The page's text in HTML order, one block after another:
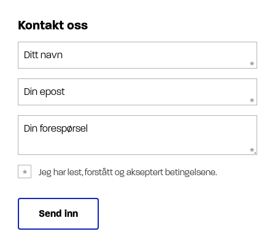
Kontakt oss
Ditt navn
Din epost
Din forespørsel
Jeg har lest, forstått og akseptert betingelsene.